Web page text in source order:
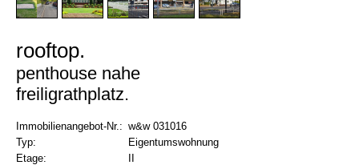
rooftop
penthouse nahe
freiligrathplatz
Immobilienangebot-Nr.: w&w 031016
Typ:
Eigentumswohnung
Etage: